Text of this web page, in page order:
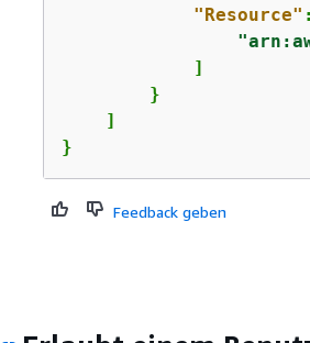
"Resource"
            ]
        }
    ]
}
Feedback geben